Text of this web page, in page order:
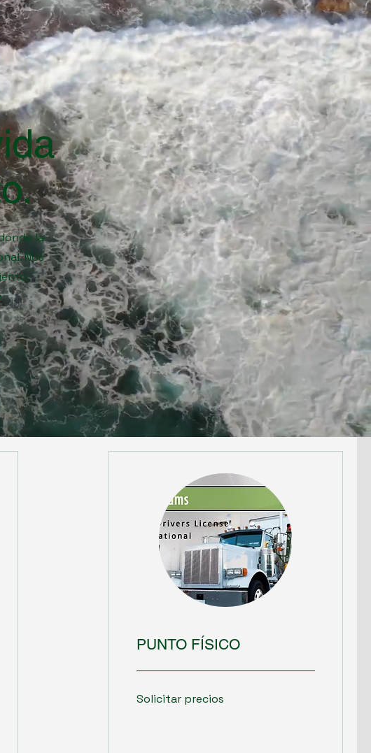
la
Nos
PUNTO FÍSICO
precios
Solicitar precios